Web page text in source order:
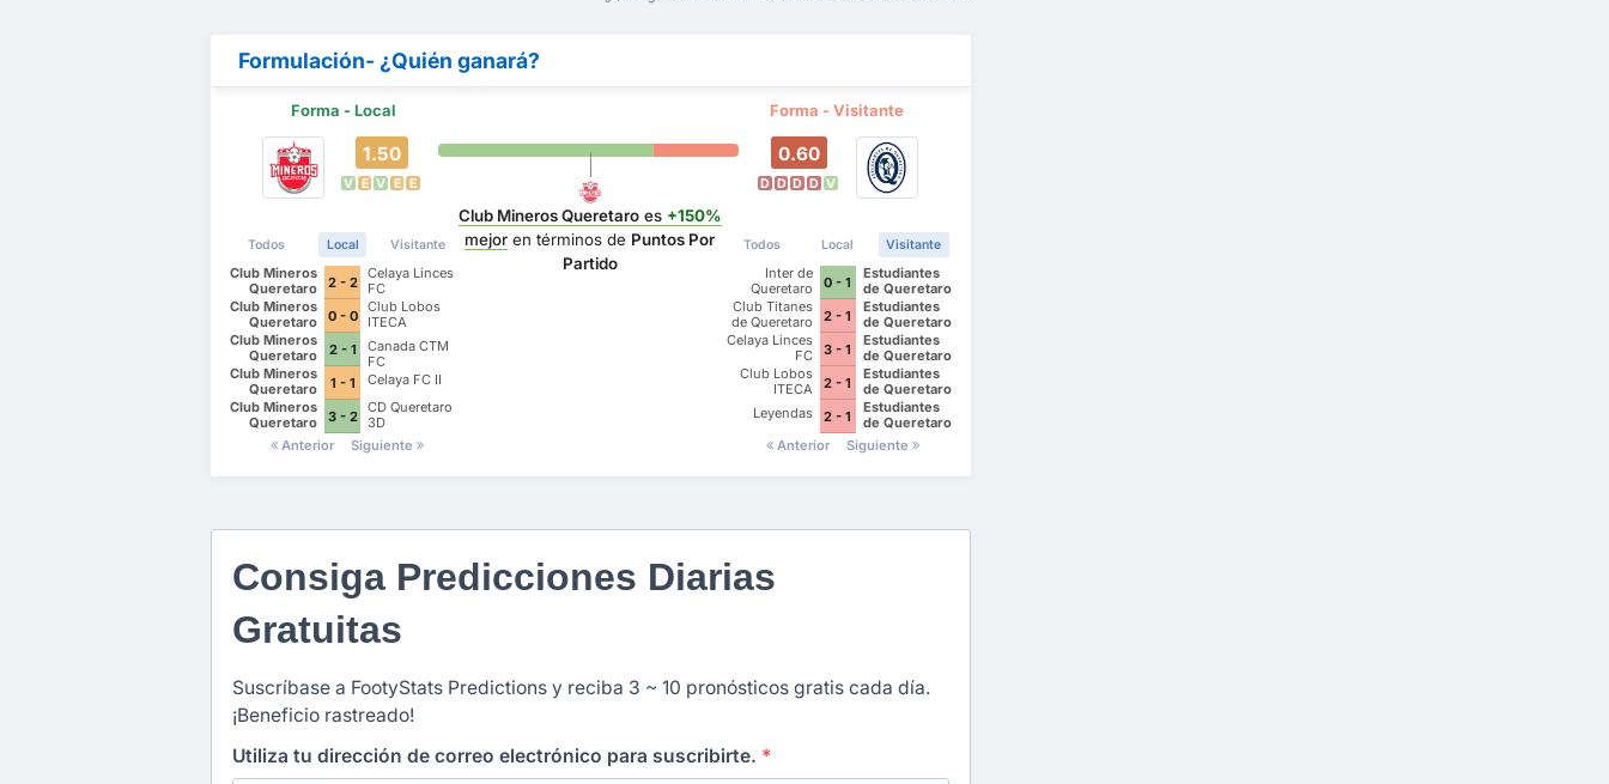
Formulación- ¿Quién ganará?
Forma - Local Forma - Visitante
1.50
V E V E E
Todos Local Visitante
Club Mineros
Queretaro
2 - 2
Celaya Linces
FC
Club Mineros
Queretaro
0 - 0
Club Lobos
ITECA
Club Mineros
Queretaro
2 - 1
Canada CTM
FC
Club Mineros
Queretaro
1 - 1
Celaya FC II
Club Mineros
Queretaro
3 - 2
CD Queretaro
3D
Anterior
Siguiente
Club Mineros Queretaroes +150%
mejor en términos de Puntos Por
Partido
0.60
D D D D V
Todos Local Visitante
Inter de
Queretaro
Futbol Club
0 - 1
Estudiantes
de Queretaro
FC
Club Titanes
de Queretaro
2 - 1
Estudiantes
de Queretaro
FC
Celaya Linces
FC
3 - 1
Estudiantes
de Queretaro
FC
Club Lobos
ITECA
2 - 1
Estudiantes
de Queretaro
FC
Leyendas 2 - 1
Estudiantes
de Queretaro
FC
Anterior Siguiente
Consiga Predicciones Diarias
Gratuitas
Suscríbase a FootyStats Predictions y reciba 3 ~ 10 pronósticos gratis cada día.
¡Beneficio rastreado!
Utiliza tu dirección de correo electrónico para suscribirte. *